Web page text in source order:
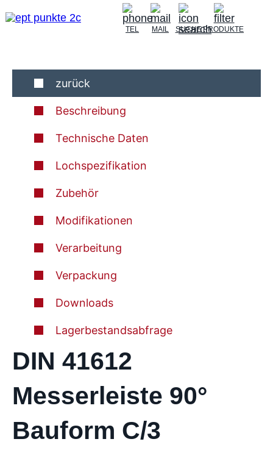
TEL MAIL SUCHEPRODUKTE
zurück
Beschreibung
Technische Daten
Lochspezifikation
Zubehör
Modifikationen
Verarbeitung
Verpackung
Downloads
Lagerbestandsabfrage
DIN 41612
Messerleiste 90°
Bauform C/3